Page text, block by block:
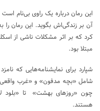
این رمان درباره یک راوی بی‌نام
آن بر زندگی‌اش بگوید. این رمان را
کرد که بر اثر مشکلات ناشی از
مبتلا بود.
شپارد برای نمایشنامه‌هایی که
شامل «بچه مدفون» و «غرب
چون «روزهای بهشت» تا «بلود
هستند.